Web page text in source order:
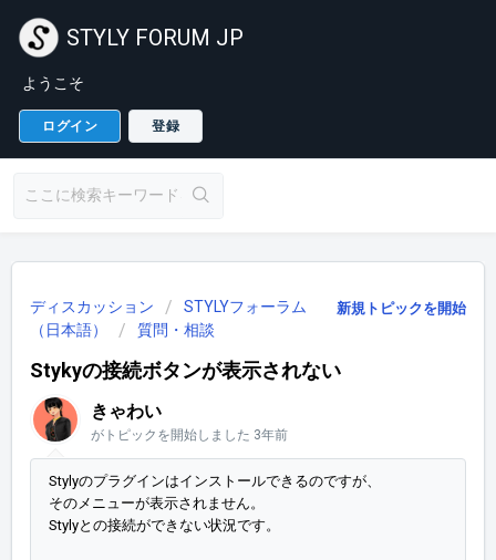
STYLY FORUM JP
ようこそ
ログイン 登録
新規トピックを開始
ディスカッション
STYLYフォーラム
（日本語）
質問・相談
Stykyの接続ボタンが表示されない
きゃわい
がトピックを開始しました 3年前
Stylyのプラグインはインストールできるのですが、
そのメニューが表示されません。
Stylyとの接続ができない状況です。